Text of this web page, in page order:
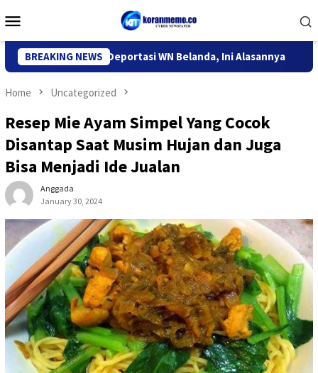
to
Menu
BREAKING NEWS
Kediri Deportasi WN Belanda, Ini Alasannya 9
Home Uncategorized
Resep Mie Ayam Simpel Yang Cocok
Disantap Saat Musim Hujan dan Juga
Bisa Menjadi Ide Jualan
Anggada
January 30, 2024